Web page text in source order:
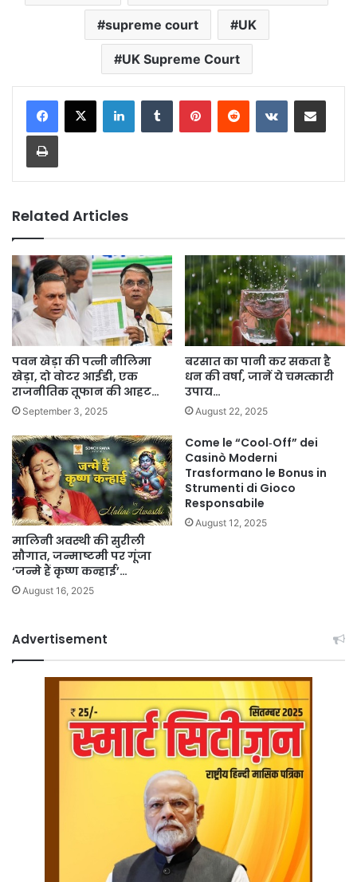
supreme court UK
UK Supreme Court
LinkedInTumblr PinterestReddit VKontakteShare via Email
Print
Related Articles
पवन खेड़ा की पत्नी नीलिमा
खेड़ा, दो वोटर आईडी, एक
राजनीतिक तूफान की आहट…
September 3, 2025
बरसात का पानी कर सकता है
धन की वर्षा, जानें ये चमत्कारी
उपाय…
August 22, 2025
मालिनी अवस्थी की सुरीली
सौगात, जन्माष्टमी पर गूंजा
‘जन्मे हैं कृष्ण कन्हाई’…
August 16, 2025
Come le “Cool‑Off” dei
Casinò Moderni
Trasformano le Bonus in
Strumenti di Gioco
Responsabile
August 12, 2025
Advertisement